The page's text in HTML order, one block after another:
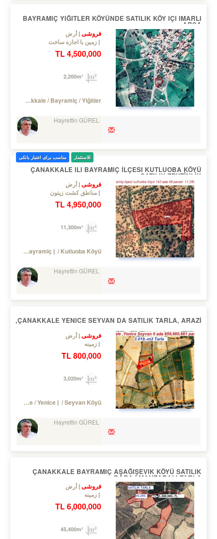
BAYRAMIÇ YIĞITLER KÖYÜNDE SATILIK KÖY IÇI IMARLI
ARSA
فروشی أرض
زمین با اجازه ساخت
4,500,000 TL
Turkey Çanakkale / Bayramiç / Yiğitler
Hayrettin GÜREL
للاستثمار مناسب برای اعتبار بانکی
ÇANAKKALE ILI BAYRAMIÇ İLÇESI KUTLUOBA KÖYÜ
SATILIK ZEYTİNLİK
فروشی أرض
مناطق کشت زیتون
4,950,000 TL
Turkey Çanakkale / Bayramiç / Kutluoba Köyü
Hayrettin GÜREL
ÇANAKKALE YENICE SEYVAN DA SATILIK TARLA, ARAZİ,
فروشی أرض
زمینه
800,000 TL
Turkey Çanakkale / Yenice / Seyvan Köyü
Hayrettin GÜREL
ÇANAKKALE BAYRAMIÇ AŞAĞIŞEVIK KÖYÜ SATILIK
BARAJ MANZARALI TARLA
فروشی أرض
زمینه
6,000,000 TL